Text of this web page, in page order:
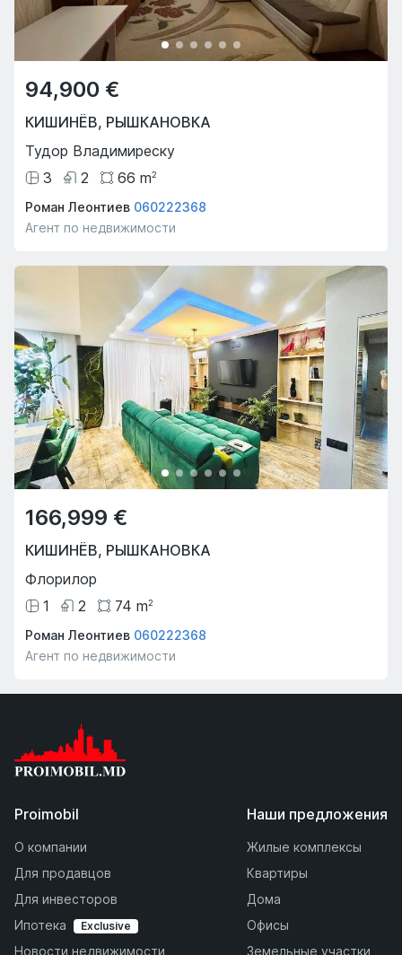
94,900 €
КИШИНЁВ, РЫШКАНОВКА
Тудор Владимиреску
3
2 66 m2
Роман Леонтиев 060222368
Агент по недвижимости
166,999 €
КИШИНЁВ, РЫШКАНОВКА
Флорилор
1
2 74 m2
Роман Леонтиев 060222368
Агент по недвижимости
Proimobil
О компании
Для продавцов
Для инвесторов
Ипотека
Exclusive
Новости недвижимости
Наши предложения
Жилые комплексы
Квартиры
Дома
Офисы
Земельные участки